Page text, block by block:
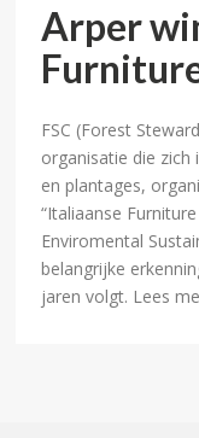
Arper
FSC (Forest
organisatie die zich
en plantages,
“Italiaanse
Enviromental
belangrijke
jaren volgt. Lees